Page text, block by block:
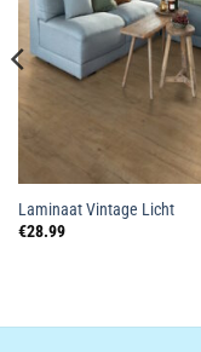
Laminaat Vintage Licht
€28.99